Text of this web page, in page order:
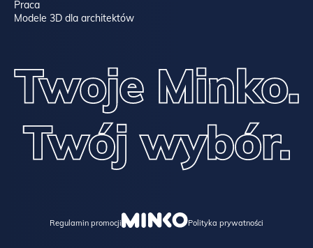
Praca
Modele 3D dla architektów
Regulamin promocji Polityka prywatności